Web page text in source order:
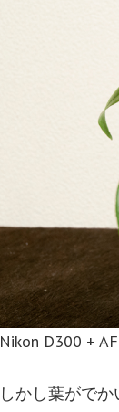
Nikon D300 +
しかし葉がでか